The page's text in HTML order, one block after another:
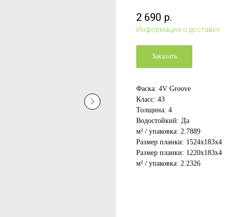
2 690 р.
Информация о доставке
Заказать
Фаска: 4V Groove
Класс: 43
Толщина: 4
Водостойкий: Да
м² / упаковка: 2.7889
Размер планки: 1524x183x4
Размер планки: 1220x183x4
м² / упаковка: 2.2326